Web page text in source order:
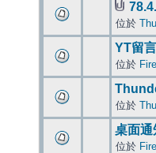
位於
YT留
位於
位於
桌面通
位於